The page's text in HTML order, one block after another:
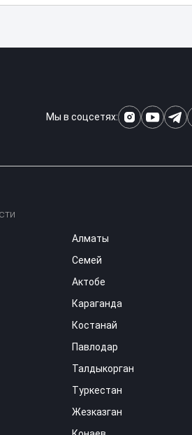
Мы в соцсетях:
Алматы
Семей
Актобе
Караганда
Костанай
Павлодар
Талдыкорган
Туркестан
Жезказган